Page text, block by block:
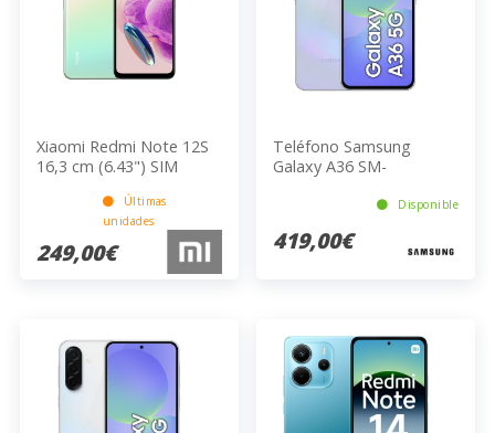
Xiaomi Redmi Note 12S
16,3 cm (6.43") SIM
USB Tipo C 8 GB 256 GB
5000 mAh Verde
Últimas
unidades
249,00€
Teléfono Samsung
Galaxy A36 SM-
Disponible
419,00€